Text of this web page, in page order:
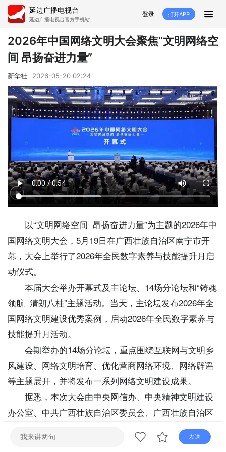
延边广播电视台
延边广播电视台官方手机站
登录 打开APP
首页
推荐 经济
人大 融媒直播 政协 县市
专题 文体
交通文艺广播 延边卫健 延边医保 延边医院
延边商务 延边好就业 VR
直播点播
直播 电视 广播
2026年中国网络文明大会聚焦“文明网络空
间 昂扬奋进力量”
新华社 2026-05-20 02:24
以“文明网络空间 昂扬奋进力量”为主题的2026年中
国网络文明大会，5月19日在广西壮族自治区南宁市开
幕，大会上举行了2026年全民数字素养与技能提升月启
动仪式。
本届大会举办开幕式及主论坛、14场分论坛和“铸魂
领航 清朗八桂”主题活动。当天，主论坛发布2026年全
国网络文明建设优秀案例，启动2026年全民数字素养与
技能提升月活动。
会期举办的14场分论坛，重点围绕互联网与文明乡
风建设、网络文明培育、优化营商网络环境、网络辟谣
等主题展开，并将发布一系列网络文明建设成果。
据悉，本次大会由中央网信办、中央精神文明建设
办公室、中共广西壮族自治区委员会、广西壮族自治区
发送